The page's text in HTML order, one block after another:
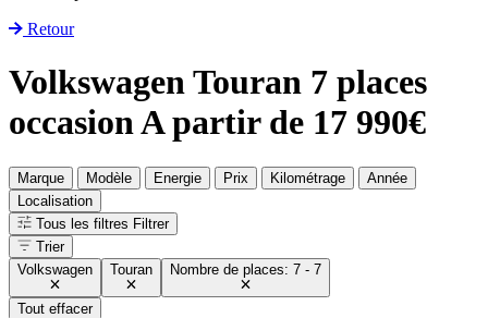
Retour
Volkswagen Touran 7 places
occasion A partir de 17 990€
Marque Modèle Energie Prix Kilométrage
Année
Localisation
Tous les filtres Filtrer
Trier
Volkswagen
Touran Nombre de places: 7 - 7
Tout effacer